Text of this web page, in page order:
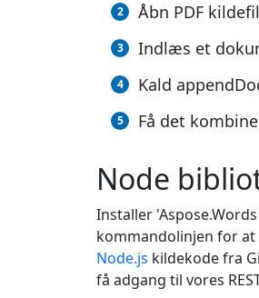
Åbn PDF
Indlæs et
Kald
Få det
Node
Installer
kommandolinjen for at
Node.js kildekode fra
få adgang til vores